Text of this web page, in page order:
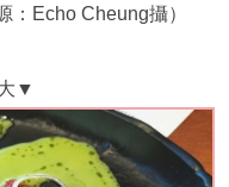
：Echo Cheung攝）